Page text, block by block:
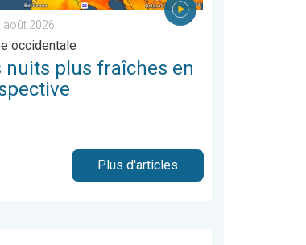
août 2026
occidentale
nuits plus fraîches en
Plus d'articles